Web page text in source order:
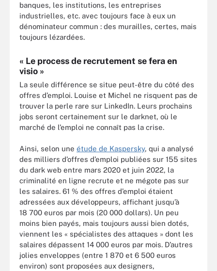
banques, les institutions, les entreprises
industrielles, etc. avec toujours face à eux un
dénominateur commun : des murailles, certes, mais
toujours lézardées.
« Le process de recrutement se fera en
visio »
La seule différence se situe peut-être du côté des
offres d’emploi. Louise et Michel ne risquent pas de
trouver la perle rare sur LinkedIn. Leurs prochains
jobs seront certainement sur le darknet, où le
marché de l’emploi ne connaît pas la crise.
Ainsi, selon une étude de Kaspersky, qui a analysé
des milliers d’offres d’emploi publiées sur 155 sites
du dark web entre mars 2020 et juin 2022, la
criminalité en ligne recrute et ne mégote pas sur
les salaires. 61 % des offres d’emploi étaient
adressées aux développeurs, affichant jusqu’à
18 700 euros par mois (20 000 dollars). Un peu
moins bien payés, mais toujours aussi bien dotés,
viennent les « spécialistes des attaques » dont les
salaires dépassent 14 000 euros par mois. D’autres
jolies enveloppes (entre 1 870 et 6 500 euros
environ) sont proposées aux designers,